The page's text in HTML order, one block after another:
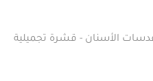
عدسات الأسنان - قشرة تجميلية